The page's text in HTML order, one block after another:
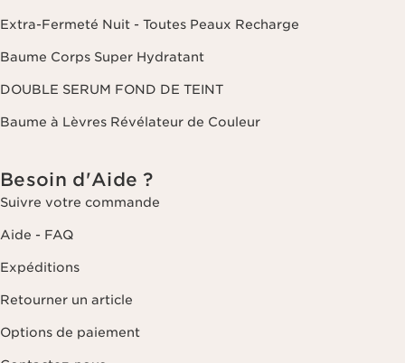
Extra-Fermeté Nuit - Toutes Peaux Recharge
Baume Corps Super Hydratant
DOUBLE SERUM FOND DE TEINT
Baume à Lèvres Révélateur de Couleur
Besoin d'Aide ?
Suivre votre commande
Aide - FAQ
Expéditions
Retourner un article
Options de paiement